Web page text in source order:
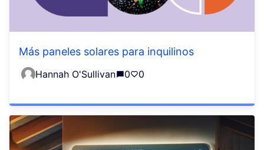
Más paneles solares para inquilinos
Hannah O'Sullivan 0 0